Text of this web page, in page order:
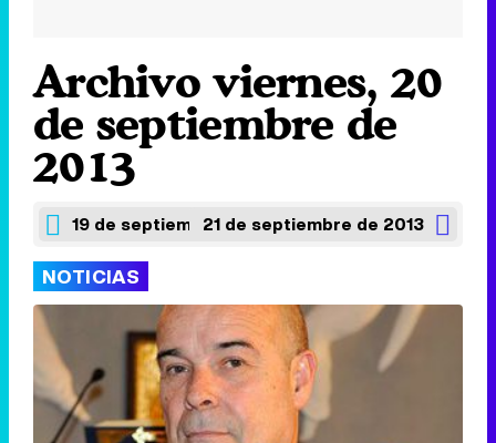
Archivo viernes, 20
de septiembre de
2013
19 de septiembre de 201321 de septiembre de 2013
NOTICIAS